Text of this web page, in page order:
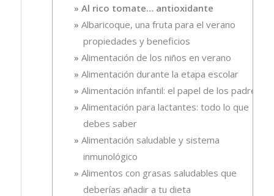
Al rico tomate… antioxidante
Albaricoque, una fruta para el verano
propiedades y beneficios
Alimentación de los niños en verano
Alimentación durante la etapa escolar
Alimentación infantil: el papel de los padres
Alimentación para lactantes: todo lo que
debes saber
Alimentación saludable y sistema
inmunológico
Alimentos con grasas saludables que
deberías añadir a tu dieta